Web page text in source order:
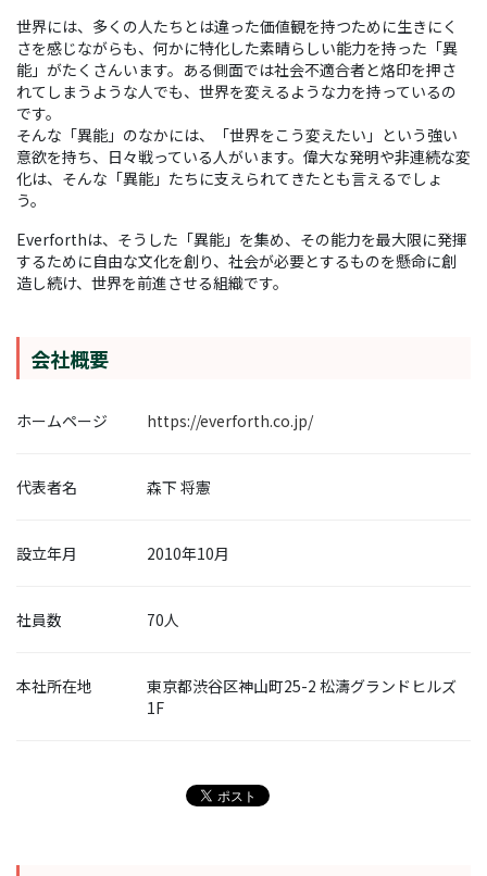
世界には、多くの人たちとは違った価値観を持つために生きにく
さを感じながらも、何かに特化した素晴らしい能力を持った「異
能」がたくさんいます。ある側面では社会不適合者と烙印を押さ
れてしまうような人でも、世界を変えるような力を持っているの
です。
そんな「異能」のなかには、「世界をこう変えたい」という強い
意欲を持ち、日々戦っている人がいます。偉大な発明や非連続な変
化は、そんな「異能」たちに支えられてきたとも言えるでしょ
う。
Everforthは、そうした「異能」を集め、その能力を最大限に発揮
するために自由な文化を創り、社会が必要とするものを懸命に創
造し続け、世界を前進させる組織です。
会社概要
ホームページ https://everforth.co.jp/
代表者名 森下 将憲
設立年月 2010年10月
社員数 70人
本社所在地
東京都渋谷区神山町25-2 松濤グランドヒルズ
1F